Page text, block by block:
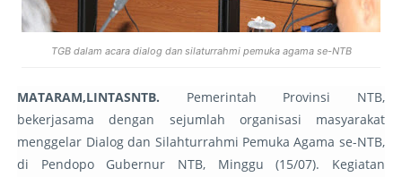
TGB dalam acara dialog dan silaturrahmi pemuka agama se-NTB
MATARAM,LINTASNTB. Pemerintah Provinsi NTB,
bekerjasama dengan sejumlah organisasi masyarakat
menggelar Dialog dan Silahturrahmi Pemuka Agama se-NTB,
di Pendopo Gubernur NTB, Minggu (15/07). Kegiatan